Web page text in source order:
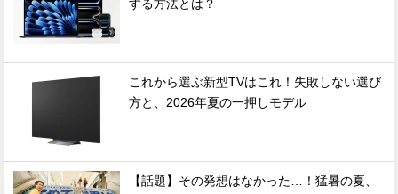
する方法とは？
これから選ぶ新型TVはこれ！失敗しない選び
方と、2026年夏の一押しモデル
【話題】その発想はなかった…！猛暑の夏、